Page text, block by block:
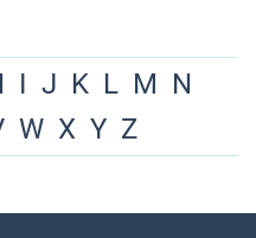
I J K L M N
W X Y Z